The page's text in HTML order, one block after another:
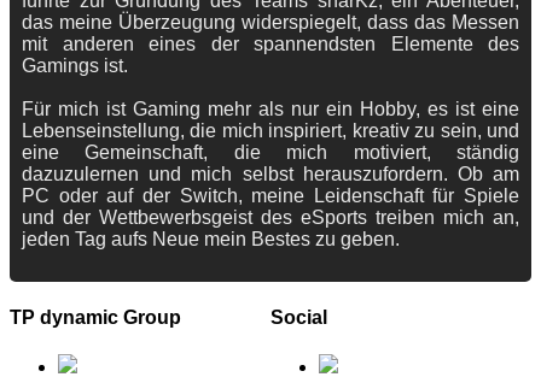
das meine Überzeugung widerspiegelt, dass das Messen
mit anderen eines der spannendsten Elemente des
Gamings ist.
Für mich ist Gaming mehr als nur ein Hobby, es ist eine
Lebenseinstellung, die mich inspiriert, kreativ zu sein, und
eine Gemeinschaft, die mich motiviert, ständig
dazuzulernen und mich selbst herauszufordern. Ob am
PC oder auf der Switch, meine Leidenschaft für Spiele
und der Wettbewerbsgeist des eSports treiben mich an,
jeden Tag aufs Neue mein Bestes zu geben.
TP dynamic Group Social